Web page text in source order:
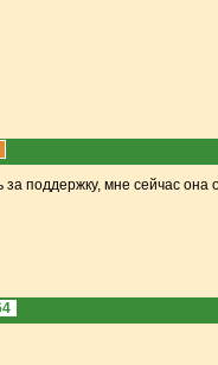
за поддержку, мне сейчас она